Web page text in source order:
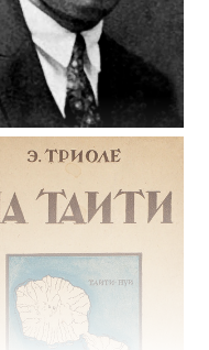
Мейерхольда.
Отсутствие резонанса